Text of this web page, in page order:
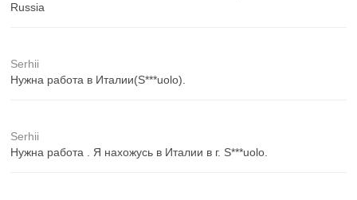
Russia
Serhii
Нужна работа в Италии(S***uolo).
Serhii
Нужна работа . Я нахожусь в Италии в г. S***uolo.